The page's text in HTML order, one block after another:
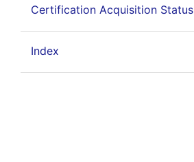
Certification Acquisition Status
Index